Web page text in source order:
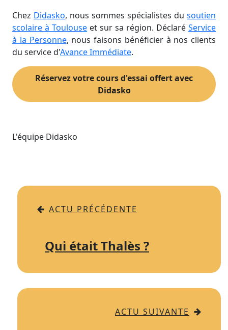
Chez Didasko, nous sommes spécialistes du soutien
scolaire à Toulouse et sur sa région. Déclaré Service
à la Personne, nous faisons bénéficier à nos clients
du service d'Avance Immédiate.
Réservez votre cours d'essai offert avec
Didasko
L'équipe Didasko
ACTU PRÉCÉDENTE
Qui était Thalès ?
ACTU SUIVANTE